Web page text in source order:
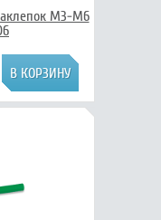
M3-M6